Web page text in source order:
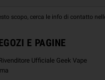
scopo, cerca le info di contatto
E PAGINE
Ufficiale Geek Vape